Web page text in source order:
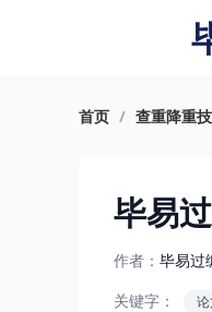
首页 / 查重降重
毕易
作者： 毕易过
关键字：